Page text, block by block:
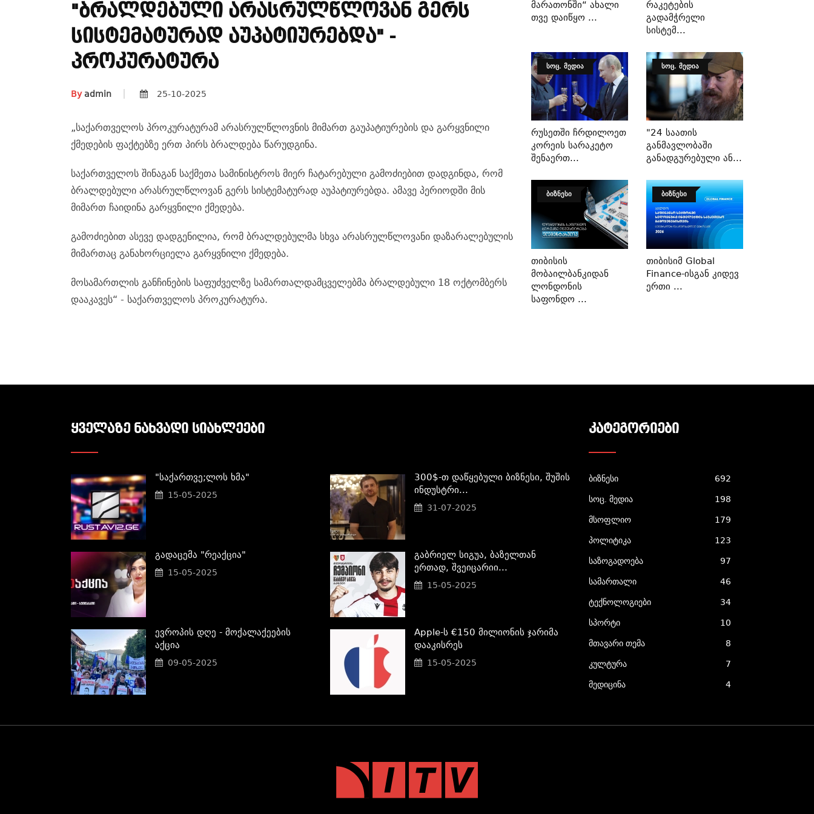
"ბრალდებული Არასრულწლოვან Გერს
Სისტემატურად Აუპატიურებდა" -
Პროკურატურა
Byadmin 25-10-2025
„საქართველოს პროკურატურამ არასრულწლოვნის მიმართ გაუპატიურების და გარყვნილი
ქმედების ფაქტებზე ერთ პირს ბრალდება წარუდგინა.
საქართველოს შინაგან საქმეთა სამინისტროს მიერ ჩატარებული გამოძიებით დადგინდა, რომ
ბრალდებული არასრულწლოვან გერს სისტემატურად აუპატიურებდა. ამავე პერიოდში მის
მიმართ ჩაიდინა გარყვნილი ქმედება.
გამოძიებით ასევე დადგენილია, რომ ბრალდებულმა სხვა არასრულწლოვანი დაზარალებულის
მიმართაც განახორციელა გარყვნილი ქმედება.
მოსამართლის განჩინების საფუძველზე სამართალდამცველებმა ბრალდებული 18 ოქტომბერს
დააკავეს“ - საქართველოს პროკურატურა.
Მარათონში“ Ახალი
Თვე Დაიწყო ...
Რაკეტების
Გადამჭრელი
Სისტემ...
ᲡᲝᲪ. ᲛᲔᲓᲘᲐ
Რუსეთში Ჩრდილოეთ
Კორეის Სარაკეტო
Შენაერთ...
ᲡᲝᲪ. ᲛᲔᲓᲘᲐ
"24 Საათის
Განმავლობაში
Განადგურებული Ან...
ᲑᲘᲖᲜᲔᲡᲘ
Თიბისის
Მობაილბანკიდან
Ლონდონის
Საფონდო ...
ᲑᲘᲖᲜᲔᲡᲘ
Თიბისიმ Global
Finance-Ისგან Კიდევ
Ერთი ...
ᲧᲕᲔᲚᲐᲖᲔ ᲜᲐᲮᲕᲐᲓᲘ ᲡᲘᲐᲮᲚᲔᲔᲑᲘ
"საქართვე;ლოს Ხმა"
15-05-2025
Გადაცემა "რეაქცია"
15-05-2025
Ევროპის Დღე - Მოქალაქეების
Აქცია
09-05-2025
300$-Თ Დაწყებული Ბიზნესი, Შუშის
Ინდუსტრი...
31-07-2025
Გაბრიელ Სიგუა, Ბაზელთან
Ერთად, Შვეიცარიი...
15-05-2025
Apple-Ს €150 Მილიონის Ჯარიმა
Დააკისრეს
15-05-2025
ᲙᲐᲢᲔᲒᲝᲠᲘᲔᲑᲘ
ბიზნესი 692
სოც. მედია 198
მსოფლიო 179
პოლიტიკა 123
საზოგადოება 97
სამართალი 46
ტექნოლოგიები 34
სპორტი 10
მთავარი თემა 8
კულტურა 7
მედიცინა 4